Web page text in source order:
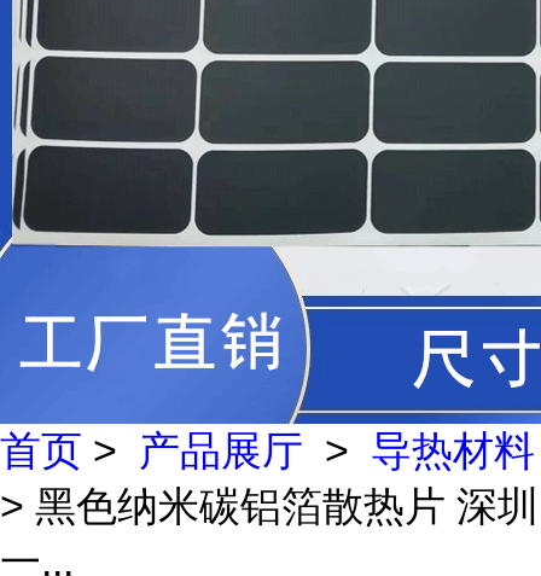
首页 > 产品展厅 > 导热材料
> 黑色纳米碳铝箔散热片 深圳
一...